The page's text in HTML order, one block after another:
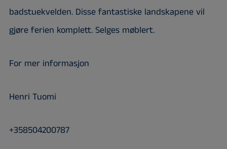
badstuekvelden. Disse fantastiske landskapene vil
gjøre ferien komplett. Selges møblert.
For mer informasjon
Henri Tuomi
+358504200787